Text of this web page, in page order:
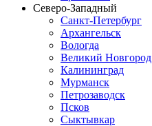
Северо-Западный
Санкт-Петербург
Архангельск
Вологда
Великий Новгород
Калининград
Мурманск
Петрозаводск
Псков
Сыктывкар